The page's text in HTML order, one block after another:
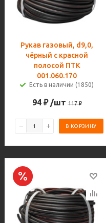
Рукав газовый, d9,0,
чёрный с красной
полосой ПТК
001.060.170
Есть в наличии (1850)
94₽ /шт 117₽
В КОРЗИНУ